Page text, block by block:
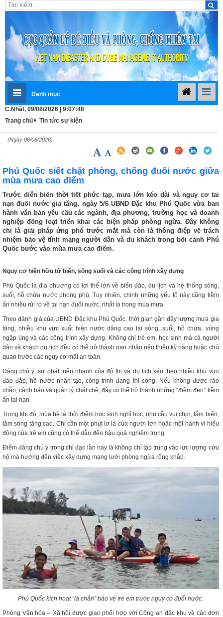
Danh mục
C.Nhật, 09/08/2026 | 9:07:49
Trang chủ
Tin tức sự kiện
(Ngày 06/06/2026)
Phú Quốc siết chặt phòng, chống đuối nước giữa
mùa mưa cao điểm
Trước diễn biến thời tiết phức tạp, mưa lớn kéo dài và nguy cơ tai
nạn đuối nước gia tăng, ngày 5/6 UBND Đặc khu Phú Quốc vừa ban
hành văn bản yêu cầu các ngành, địa phương, trường học và doanh
nghiệp đồng loạt triển khai các biện pháp phòng ngừa. Đây không
chỉ là giải pháp ứng phó trước mắt mà còn là thông điệp về trách
nhiệm bảo vệ tính mạng người dân và du khách trong bối cảnh Phú
Quốc bước vào mùa mưa cao điểm.
Nguy cơ hiện hữu từ biển, sông suối và các công trình xây dựng
Phú Quốc là địa phương có lợi thế lớn về biển đảo, du lịch và hệ thống sông,
suối, hồ chứa nước phong phú. Tuy nhiên, chính những yếu tố này cũng tiềm
ẩn nhiều rủi ro về tai nạn đuối nước, nhất là trong mùa mưa.
Theo đánh giá của UBND Đặc khu Phú Quốc, thời gian gần đây lượng mưa gia
tăng, nhiều khu vực xuất hiện nước dâng cao tại sông, suối, hồ chứa, vùng
ngập úng và các công trình xây dựng. Không chỉ trẻ em, học sinh mà cả người
dân và khách du lịch đều có thể trở thành nạn nhân nếu thiếu kỹ năng hoặc chủ
quan trước các nguy cơ mất an toàn.
Đáng chú ý, sự phát triển nhanh của đô thị và du lịch kéo theo nhiều khu vực
đào đắp, hồ nước nhân tạo, công trình đang thi công. Nếu không được rào
chắn, cảnh báo và quản lý chặt chẽ, đây có thể trở thành những “điểm đen” tiềm
ẩn tai nạn.
Trong khi đó, mùa hè là thời điểm học sinh nghỉ học, nhu cầu vui chơi, tắm biển,
tắm sông tăng cao. Chỉ cần một phút lơ là của người lớn hoặc một hành vi hiếu
động của trẻ em cũng có thể dẫn đến hậu quả nghiêm trọng.
Điểm đáng chú ý trong chỉ đạo lần này là không chỉ tập trung vào lực lượng cứu
hộ mà hướng đến việc xây dựng mạng lưới phòng ngừa rộng khắp.
Phú Quốc kích hoạt “lá chắn” bảo vệ trẻ em trước nguy cơ đuối nước.
Phòng Văn hóa – Xã hội được giao phối hợp với Công an đặc khu và các đơn